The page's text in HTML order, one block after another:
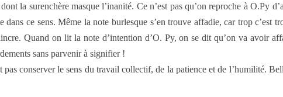
la surenchère masque l’inanité. Ce n’est pas qu’on reproche à O.Py
ce sens. Même la note burlesque s’en trouve affadie, car trop c’est
Quand on lit la note d’intention d’O. Py, on se dit qu’on va avoir
sans parvenir à signifier !
conserver le sens du travail collectif, de la patience et de l’humilité.